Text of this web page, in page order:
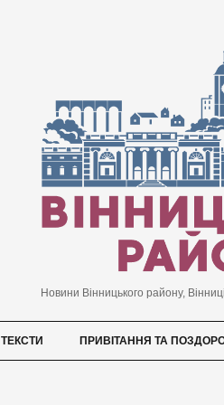
Новини Вінницького району,
ТЕКСТИ ПРИВІТАННЯ ТА